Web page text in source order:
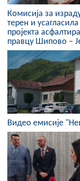
Састав
Службени
Вијести
Активности
Јавни позиви
Комисија за
терен и
пројекта
правцу Шипово –
Видео емисије